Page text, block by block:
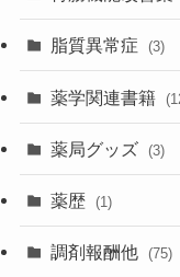
脂質異常症 (3)
薬学関連書籍
薬局グッズ (3)
薬歴 (1)
調剤報酬他 (75)